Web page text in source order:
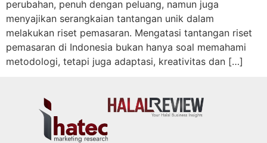
perubahan, penuh dengan peluang, namun juga
menyajikan serangkaian tantangan unik dalam
melakukan riset pemasaran. Mengatasi tantangan riset
pemasaran di Indonesia bukan hanya soal memahami
metodologi, tetapi juga adaptasi, kreativitas dan […]